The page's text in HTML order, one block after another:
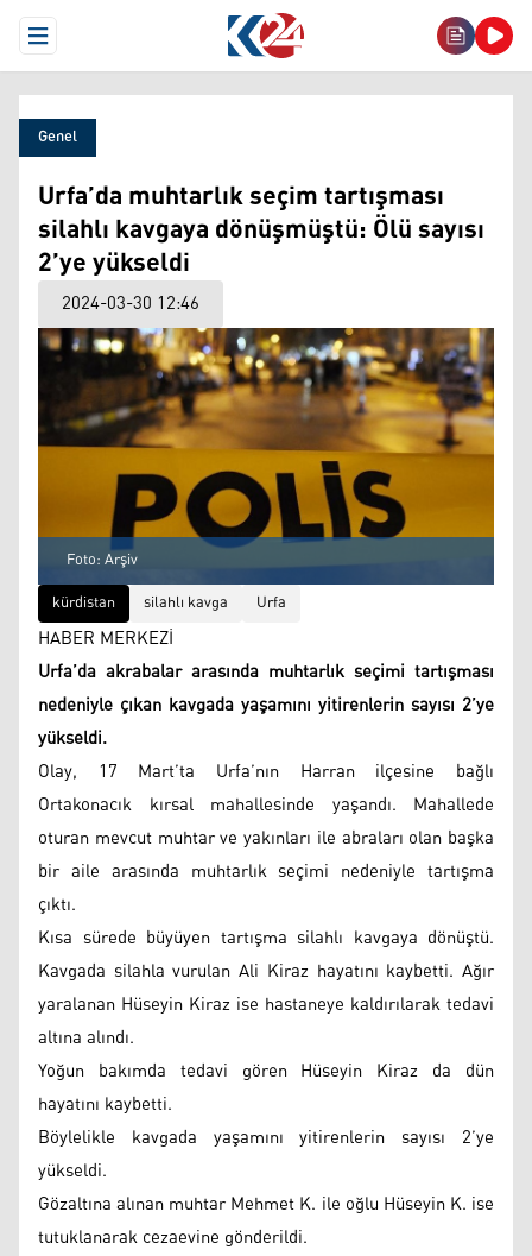
Open Menu
Genel
Urfa’da muhtarlık seçim tartışması
silahlı kavgaya dönüşmüştü: Ölü sayısı
2’ye yükseldi
2024-03-30 12:46
Foto: Arşiv
kürdistan
silahlı kavga Urfa
HABER MERKEZİ
Urfa’da akrabalar arasında muhtarlık seçimi tartışması
nedeniyle çıkan kavgada yaşamını yitirenlerin sayısı 2’ye
yükseldi.
Olay, 17 Mart’ta Urfa’nın Harran ilçesine bağlı
Ortakonacık kırsal mahallesinde yaşandı. Mahallede
oturan mevcut muhtar ve yakınları ile abraları olan başka
bir aile arasında muhtarlık seçimi nedeniyle tartışma
çıktı.
Kısa sürede büyüyen tartışma silahlı kavgaya dönüştü.
Kavgada silahla vurulan Ali Kiraz hayatını kaybetti. Ağır
yaralanan Hüseyin Kiraz ise hastaneye kaldırılarak tedavi
altına alındı.
Yoğun bakımda tedavi gören Hüseyin Kiraz da dün
hayatını kaybetti.
Böylelikle kavgada yaşamını yitirenlerin sayısı 2’ye
yükseldi.
Gözaltına alınan muhtar Mehmet K. ile oğlu Hüseyin K. ise
tutuklanarak cezaevine gönderildi.